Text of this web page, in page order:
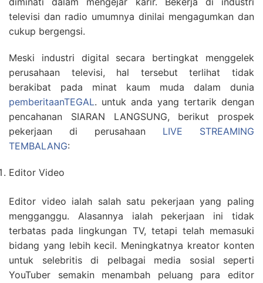
televisi dan radio umumnya dinilai mengagumkan dan
cukup bergengsi.
Meski industri digital secara bertingkat menggelek
perusahaan televisi, hal tersebut terlihat tidak
berakibat pada minat kaum muda dalam dunia
pemberitaanTEGAL. untuk anda yang tertarik dengan
pencahanan SIARAN LANGSUNG, berikut prospek
pekerjaan di perusahaan LIVE STREAMING
TEMBALANG:
Editor Video
Editor video ialah salah satu pekerjaan yang paling
mengganggu. Alasannya ialah pekerjaan ini tidak
terbatas pada lingkungan TV, tetapi telah memasuki
bidang yang lebih kecil. Meningkatnya kreator konten
untuk selebritis di pelbagai media sosial seperti
YouTuber semakin menambah peluang para editor